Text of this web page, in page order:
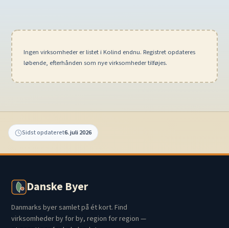
Ingen virksomheder er listet i Kolind endnu. Registret opdateres
løbende, efterhånden som nye virksomheder tilføjes.
Sidst opdateret6. juli 2026
Danske Byer
Danmarks byer samlet på ét kort. Find
virksomheder by for by, region for region —